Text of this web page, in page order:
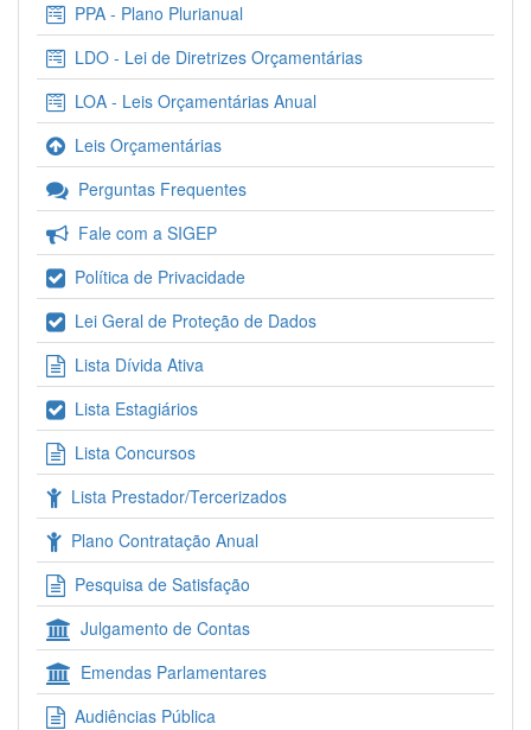
PPA - Plano Plurianual
LDO - Lei de Diretrizes Orçamentárias
LOA - Leis Orçamentárias Anual
Leis Orçamentárias
Perguntas Frequentes
Fale com a SIGEP
Política de Privacidade
Lei Geral de Proteção de Dados
Lista Dívida Ativa
Lista Estagiários
Lista Concursos
Lista Prestador/Tercerizados
Plano Contratação Anual
Pesquisa de Satisfação
Julgamento de Contas
Emendas Parlamentares
Audiências Pública